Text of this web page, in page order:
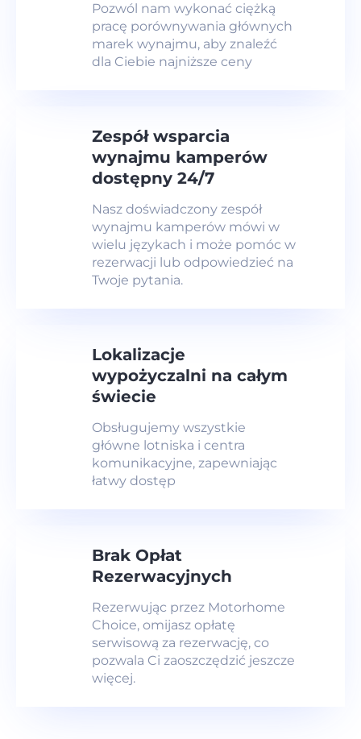
Pozwól nam wykonać ciężką
pracę porównywania głównych
marek wynajmu, aby znaleźć
dla Ciebie najniższe ceny
Zespół wsparcia
wynajmu kamperów
dostępny 24/7
Nasz doświadczony zespół
wynajmu kamperów mówi w
wielu językach i może pomóc w
rezerwacji lub odpowiedzieć na
Twoje pytania.
Lokalizacje
wypożyczalni na całym
świecie
Obsługujemy wszystkie
główne lotniska i centra
komunikacyjne, zapewniając
łatwy dostęp
Brak Opłat
Rezerwacyjnych
Rezerwując przez Motorhome
Choice, omijasz opłatę
serwisową za rezerwację, co
pozwala Ci zaoszczędzić jeszcze
więcej.